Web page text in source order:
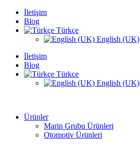
İletişim
Blog
Türkçe
English (UK)
İletişim
Blog
Türkçe
English (UK)
Ürünler
Marin Grubu Ürünleri
Otomotiv Ürünleri